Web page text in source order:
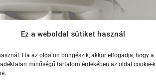
Ez a weboldal sütiket használ
Ha az oldalon böngészik, akkor elfogadja, hogy a
minőségű tartalom érdekében az oldal cookie-k